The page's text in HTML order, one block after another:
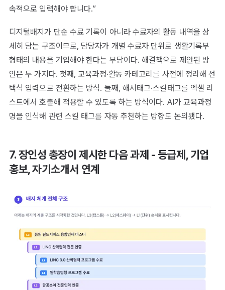
속적으로 입력해야 합니다.”
디지털배지가 단순 수료 기록이 아니라 수료자의 활동 내역을 상
세히 담는 구조이므로, 담당자가 개별 수료자 단위로 생활기록부
형태의 내용을 기입해야 한다는 부담이다. 해결책으로 제안된 방
안은 두 가지다. 첫째, 교육과정·활동 카테고리를 사전에 정리해 선
택식 입력으로 전환하는 방식. 둘째, 해시태그·스킬태그를 엑셀 리
스트에서 호출해 적용할 수 있도록 하는 방식이다. AI가 교육과정
명을 인식해 관련 스킬 태그를 자동 추천하는 방향도 논의됐다.
7. 장인성 총장이 제시한 다음 과제 - 등급제, 기업
홍보, 자기소개서 연계